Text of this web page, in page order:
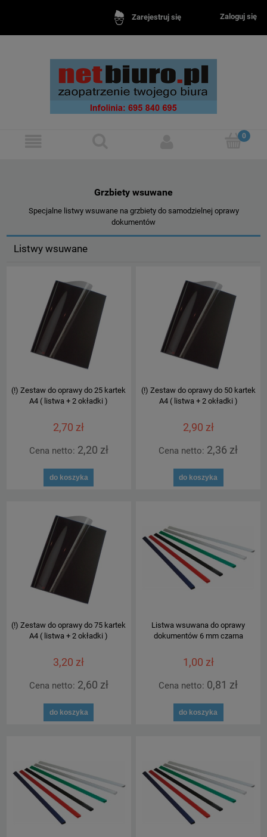
Zarejestruj się Zaloguj się
Grzbiety wsuwane
Specjalne listwy wsuwane na grzbiety do samodzielnej oprawy
dokumentów
Listwy wsuwane
(!) Zestaw do oprawy do 25 kartek
A4 ( listwa + 2 okładki )
2,70 zł
Cena netto: 2,20 zł
do koszyka
(!) Zestaw do oprawy do 50 kartek
A4 ( listwa + 2 okładki )
2,90 zł
Cena netto: 2,36 zł
do koszyka
(!) Zestaw do oprawy do 75 kartek
A4 ( listwa + 2 okładki )
3,20 zł
Cena netto: 2,60 zł
do koszyka
Listwa wsuwana do oprawy
dokumentów 6 mm czarna
1,00 zł
Cena netto: 0,81 zł
do koszyka